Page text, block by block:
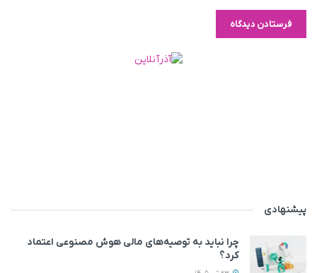
پیشنهادی
چرا نباید به توصیه‌های مالی هوش مصنوعی اعتماد
کرد؟